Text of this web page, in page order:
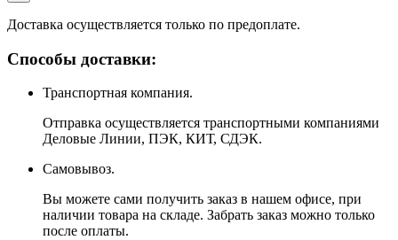
Доставка осуществляется только по предоплате.
Способы доставки:
Транспортная компания.
Отправка осуществляется транспортными компаниями
Деловые Линии, ПЭК, КИТ, СДЭК.
Самовывоз.
Вы можете сами получить заказ в нашем офисе, при
наличии товара на складе. Забрать заказ можно только
после оплаты.